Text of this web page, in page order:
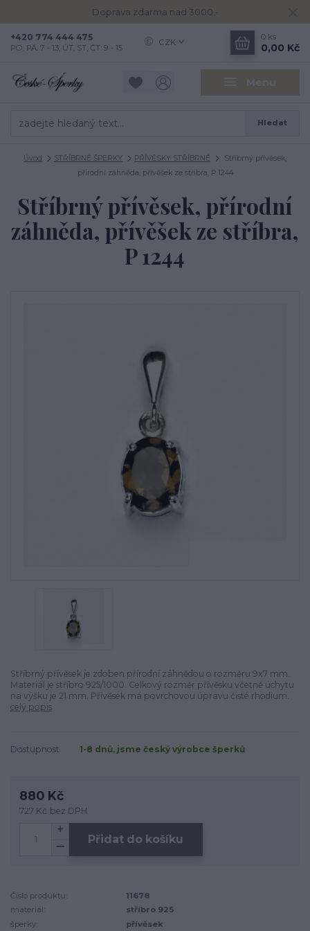
Doprava zdarma nad 3000,-
Menu
CZK
Hledat
+420 774 444 475
PO, PÁ: 7 - 13, ÚT, ST, ČT: 9 - 15
0 ks
0,00 Kč
Úvod STŘÍBRNÉ ŠPERKY PŘÍVĚSKY STŘÍBRNÉ
Stříbrný přívěsek,
přírodní záhněda, přívěšek ze stříbra, P 1244
Stříbrný přívěsek, přírodní
záhněda, přívěšek ze stříbra,
P 1244
Stříbrný přívěsek je zdoben přírodní záhnědou o rozměru 9x7 mm.
Materiál je stříbro 925/1000. Celkový rozměr přívěsku včetně úchytu
na výšku je 21 mm. Přívěsek má povrchovou úpravu čisté rhodium.
celý popis
Dostupnost 1-8 dnů, jsme český výrobce šperků
880 Kč
727 Kč bez DPH
Přidat do košíku
Číslo produktu:
11678
materiál:
stříbro 925
šperky:
přívěsek